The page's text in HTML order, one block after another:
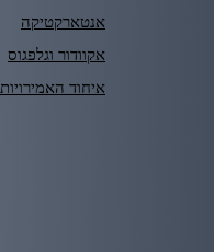
אנטארקטיקה
אקוודור וגלפגוס
איחוד האמירויות